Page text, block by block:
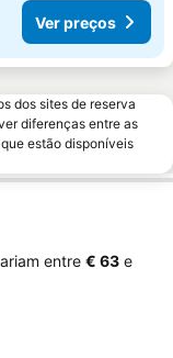
Ver preços
dos sites de reserva
diferenças entre as
estão disponíveis
entre ‎€ 63 e